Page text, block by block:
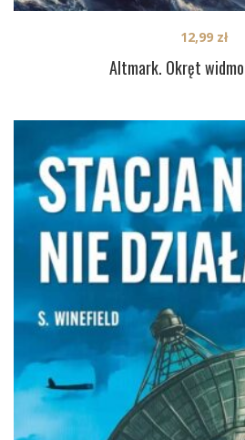
Altmark. Okręt
12,99 zł